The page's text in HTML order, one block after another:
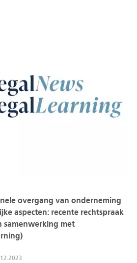
overgang van onderneming
aspecten: recente rechtspraak
samenwerking met